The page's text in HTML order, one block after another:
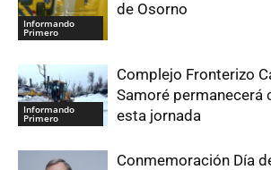
Informando
Primero
de Osorno
Informando
Primero
Complejo Fronterizo
Samoré permanecerá
esta jornada
Conmemoración Día